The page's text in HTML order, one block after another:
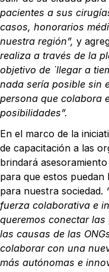
pacientes a sus
casos, honorarios
nuestra región”, y
realiza a través de la
objetivo de `llegar a
nada sería posible sin
persona que colabora
posibilidades”.
En el marco de la
de capacitación a las
brindará
para que estos
para nuestra sociedad.
fuerza colaborativa e
queremos conectar
las causas de las
colaborar con una
más autónomas e